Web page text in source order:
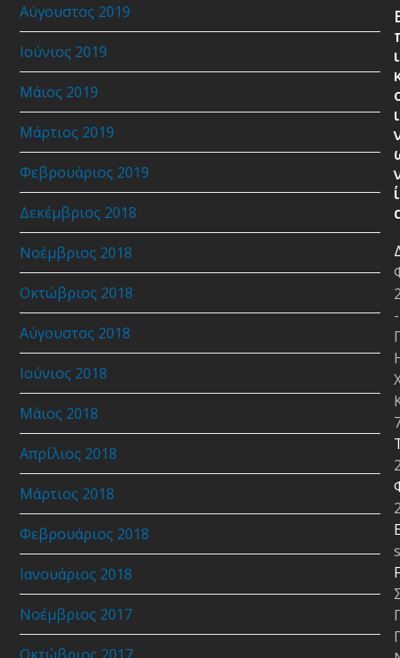
Αύγουστος 2019
Ιούνιος 2019
Μάιος 2019
Μάρτιος 2019
Φεβρουάριος 2019
Δεκέμβριος 2018
Νοέμβριος 2018
Οκτώβριος 2018
Αύγουστος 2018
Ιούνιος 2018
Μάιος 2018
Απρίλιος 2018
Μάρτιος 2018
Φεβρουάριος 2018
Ιανουάριος 2018
Νοέμβριος 2017
Οκτώβριος 2017
ι
ι
ί
-